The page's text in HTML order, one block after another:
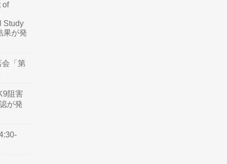
of
Study
果が発
「第
阻害
が発